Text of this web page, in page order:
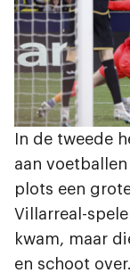
In de tweede
aan
plots een
Villarreal-
kwam, maar
en schoot